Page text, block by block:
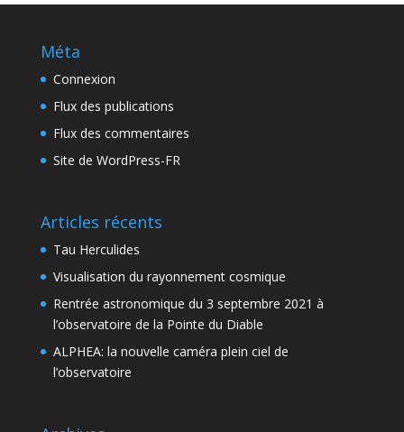
Méta
Connexion
Flux des publications
Flux des commentaires
Site de WordPress-FR
Articles récents
Tau Herculides
Visualisation du rayonnement cosmique
Rentrée astronomique du 3 septembre 2021 à
l’observatoire de la Pointe du Diable
ALPHEA: la nouvelle caméra plein ciel de
l’observatoire